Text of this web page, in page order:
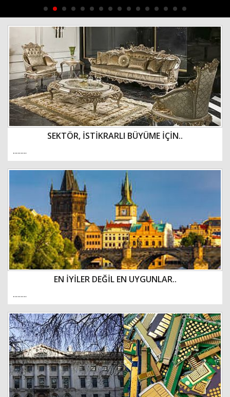
SEKTÖR, İSTİKRARLI BÜYÜME İÇİN..
.........
EN İYİLER DEĞİL EN UYGUNLAR..
.........
Haberin Doğru Adresi.